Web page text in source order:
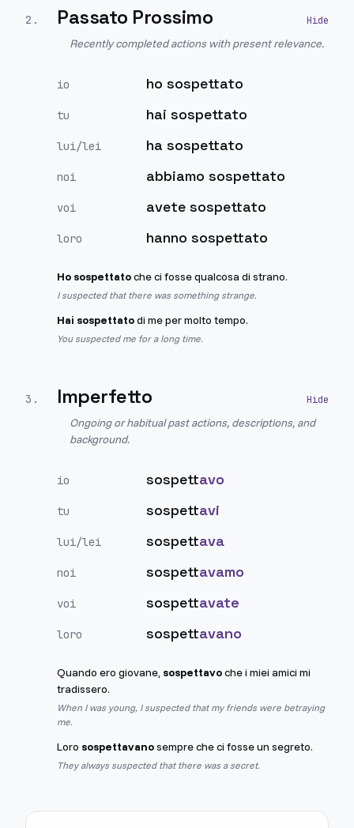
2 . Passato Prossimo
Recently completed actions with present relevance.
io ho sospettato
tu hai sospettato
lui/lei ha sospettato
noi abbiamo sospettato
voi avete sospettato
loro hanno sospettato
Ho sospettatoche ci fosse qualcosa di strano.
I suspected that there was something strange.
Hai sospettatodi me per molto tempo.
You suspected me for a long time.
3 . Imperfetto
Ongoing or habitual past actions, descriptions, and
background.
io sospettavo
tu sospettavi
lui/lei sospettava
noi sospettavamo
voi sospettavate
loro sospettavano
Quando ero giovane, sospettavoche i miei amici mi
tradissero.
When I was young, I suspected that my friends were betraying
me.
Loro sospettavanosempre che ci fosse un segreto.
They always suspected that there was a secret.